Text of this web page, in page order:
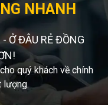
NHANH
Ở ĐÂU RẺ ĐỒNG
quý khách về chính
lượng.